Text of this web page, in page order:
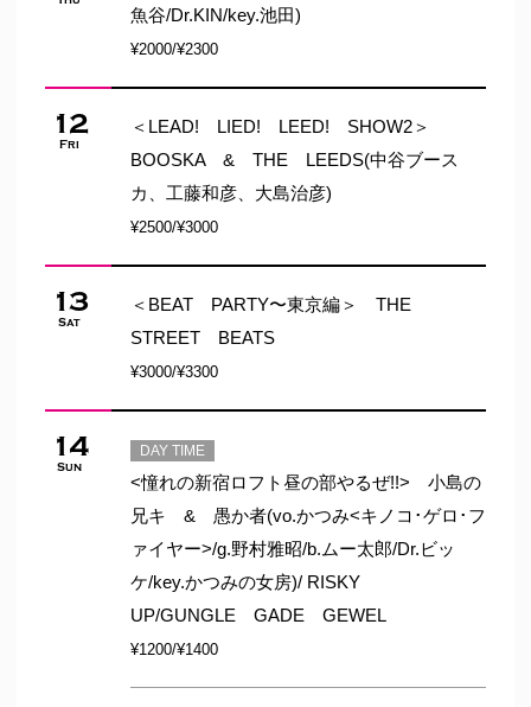
魚谷/Dr.KIN/key.池田)
¥2000/¥2300
12
Fri
＜LEAD! LIED! LEED! SHOW2＞
BOOSKA & THE LEEDS(中谷ブース
カ、工藤和彦、大島治彦)
¥2500/¥3000
13
Sat
＜BEAT PARTY〜東京編＞ THE
STREET BEATS
¥3000/¥3300
14
Sun
DAY TIME
<憧れの新宿ロフト昼の部やるぜ!!> 小島の
兄キ & 愚か者(vo.かつみ<キノコ･ゲロ･フ
ァイヤー>/g.野村雅昭/b.ムー太郎/Dr.ビッ
ケ/key.かつみの女房)/ RISKY
UP/GUNGLE GADE GEWEL
¥1200/¥1400